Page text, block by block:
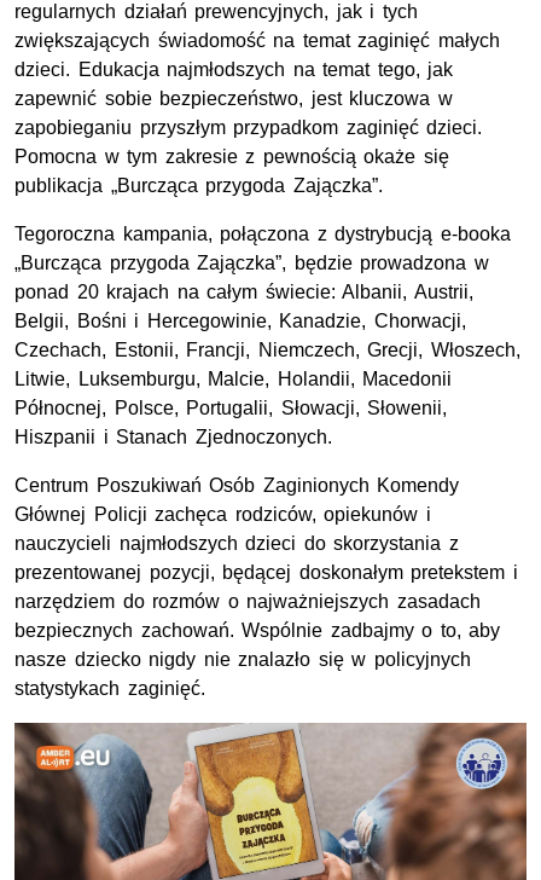
regularnych działań prewencyjnych, jak i tych
zwiększających świadomość na temat zaginięć małych
dzieci. Edukacja najmłodszych na temat tego, jak
zapewnić sobie bezpieczeństwo, jest kluczowa w
zapobieganiu przyszłym przypadkom zaginięć dzieci.
Pomocna w tym zakresie z pewnością okaże się
publikacja „Burcząca przygoda Zajączka”.
Tegoroczna kampania, połączona z dystrybucją e-booka
„Burcząca przygoda Zajączka”, będzie prowadzona w
ponad 20 krajach na całym świecie: Albanii, Austrii,
Belgii, Bośni i Hercegowinie, Kanadzie, Chorwacji,
Czechach, Estonii, Francji, Niemczech, Grecji, Włoszech,
Litwie, Luksemburgu, Malcie, Holandii, Macedonii
Północnej, Polsce, Portugalii, Słowacji, Słowenii,
Hiszpanii i Stanach Zjednoczonych.
Centrum Poszukiwań Osób Zaginionych Komendy
Głównej Policji zachęca rodziców, opiekunów i
nauczycieli najmłodszych dzieci do skorzystania z
prezentowanej pozycji, będącej doskonałym pretekstem i
narzędziem do rozmów o najważniejszych zasadach
bezpiecznych zachowań. Wspólnie zadbajmy o to, aby
nasze dziecko nigdy nie znalazło się w policyjnych
statystykach zaginięć.